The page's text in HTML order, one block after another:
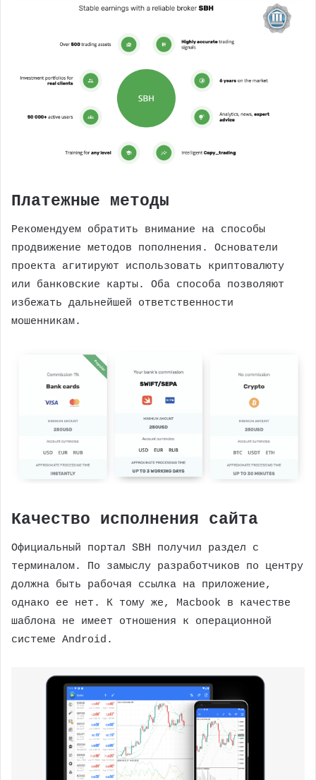
Платежные методы
Рекомендуем обратить внимание на способы
продвижение методов пополнения. Основатели
проекта агитируют использовать криптовалюту
или банковские карты. Оба способа позволяют
избежать дальнейшей ответственности
мошенникам.
Качество исполнения сайта
Официальный портал SBH получил раздел с
терминалом. По замыслу разработчиков по центру
должна быть рабочая ссылка на приложение,
однако ее нет. К тому же, Macbook в качестве
шаблона не имеет отношения к операционной
системе Android.